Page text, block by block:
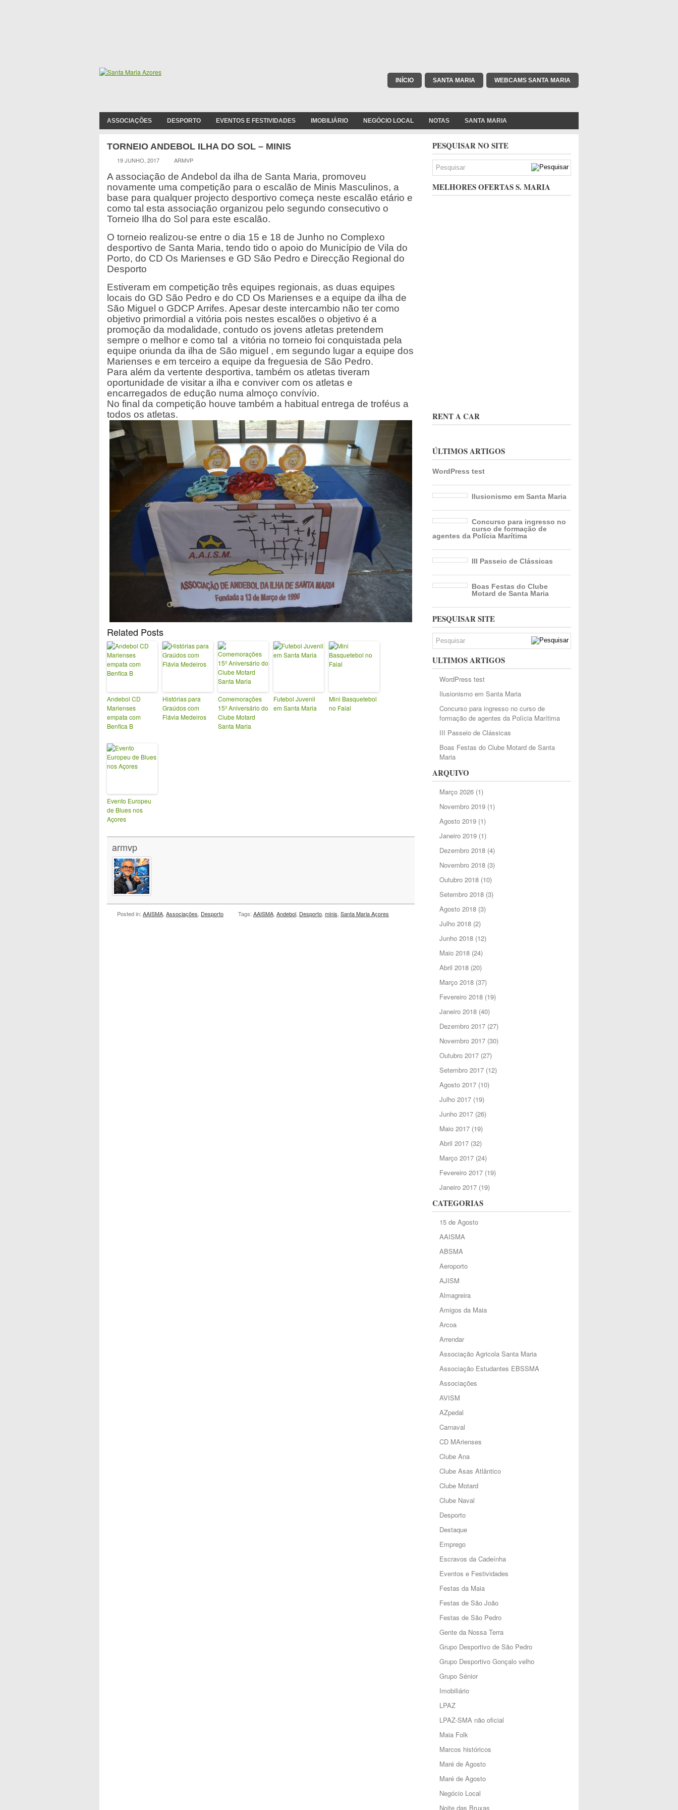
INÍCIO SANTA MARIA WEBCAMS SANTA MARIA
ASSOCIAÇÕES DESPORTO EVENTOS E FESTIVIDADES IMOBILIÁRIO NEGÓCIO LOCAL NOTAS SANTA MARIA
TORNEIO ANDEBOL ILHA DO SOL – MINIS
19 JUNHO, 2017 ARMVP
A associação de Andebol da ilha de Santa Maria, promoveu
novamente uma competição para o escalão de Minis Masculinos, a
base para qualquer projecto desportivo começa neste escalão etário e
como tal esta associação organizou pelo segundo consecutivo o
Torneio Ilha do Sol para este escalão.
O torneio realizou-se entre o dia 15 e 18 de Junho no Complexo
desportivo de Santa Maria, tendo tido o apoio do Município de Vila do
Porto, do CD Os Marienses e GD São Pedro e Direcção Regional do
Desporto
Estiveram em competição três equipes regionais, as duas equipes
locais do GD São Pedro e do CD Os Marienses e a equipe da ilha de
São Miguel o GDCP Arrifes. Apesar deste intercambio não ter como
objetivo primordial a vitória pois nestes escalões o objetivo é a
promoção da modalidade, contudo os jovens atletas pretendem
sempre o melhor e como tal a vitória no torneio foi conquistada pela
equipe oriunda da ilha de São miguel , em segundo lugar a equipe dos
Marienses e em terceiro a equipe da freguesia de São Pedro.
Para além da vertente desportiva, também os atletas tiveram
oportunidade de visitar a ilha e conviver com os atletas e
encarregados de edução numa almoço convívio.
No final da competição houve também a habitual entrega de troféus a
todos os atletas.
Related Posts
Andebol CD
Marienses
empata com
Benfica B
Histórias para
Graúdos com
Flávia Medeiros
Comemorações
15º Aniversário do
Clube Motard
Santa Maria
Futebol Juvenil
em Santa Maria
Mini Basquetebol
no Faial
Evento Europeu
de Blues nos
Açores
armvp
Posted in: AAISMA Associações Desporto Tags: AAISMA Andebol Desporto minis Santa Maria Açores
PESQUISAR NO SITE
MELHORES OFERTAS S. MARIA
RENT A CAR
ÚLTIMOS ARTIGOS
WordPress test
Ilusionismo em Santa Maria
Concurso para ingresso no
curso de formação de
agentes da Polícia Marítima
III Passeio de Clássicas
Boas Festas do Clube
Motard de Santa Maria
PESQUISAR SITE
ULTIMOS ARTIGOS
WordPress test
Ilusionismo em Santa Maria
Concurso para ingresso no curso de
formação de agentes da Polícia Marítima
III Passeio de Clássicas
Boas Festas do Clube Motard de Santa
Maria
ARQUIVO
Março 2026(1)
Novembro 2019(1)
Agosto 2019(1)
Janeiro 2019(1)
Dezembro 2018(4)
Novembro 2018(3)
Outubro 2018(10)
Setembro 2018(3)
Agosto 2018(3)
Julho 2018(2)
Junho 2018(12)
Maio 2018(24)
Abril 2018(20)
Março 2018(37)
Fevereiro 2018(19)
Janeiro 2018(40)
Dezembro 2017(27)
Novembro 2017(30)
Outubro 2017(27)
Setembro 2017(12)
Agosto 2017(10)
Julho 2017(19)
Junho 2017(26)
Maio 2017(19)
Abril 2017(32)
Março 2017(24)
Fevereiro 2017(19)
Janeiro 2017(19)
CATEGORIAS
15 de Agosto
AAISMA
ABSMA
Aeroporto
AJISM
Almagreira
Amigos da Maia
Arcoa
Arrendar
Associação Agricola Santa Maria
Associação Estudantes EBSSMA
Associações
AVISM
AZpedal
Carnaval
CD MArienses
Clube Ana
Clube Asas Atlântico
Clube Motard
Clube Naval
Desporto
Destaque
Emprego
Escravos da Cadeínha
Eventos e Festividades
Festas da Maia
Festas de São João
Festas de São Pedro
Gente da Nossa Terra
Grupo Desportivo de São Pedro
Grupo Desportivo Gonçalo velho
Grupo Sénior
Imobiliário
LPAZ
LPAZ-SMA não oficial
Maia Folk
Marcos históricos
Maré de Agosto
Maré de Agosto
Negócio Local
Noite das Bruxas